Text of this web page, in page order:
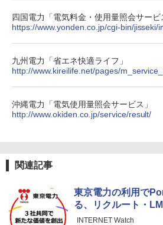
四国電力「電気料金・使用量照会サービ
https://www.yonden.co.jp/cgi-bin/jisseki/
九州電力「省エネ快適ライフ」
http://www.kireilife.net/pages/
沖縄電力「電気使用量照会サービス」
http://www.okiden.co.jp/service/result/
関連記事
東京電力の利用で
る、リクルート・
INTERNET Watch